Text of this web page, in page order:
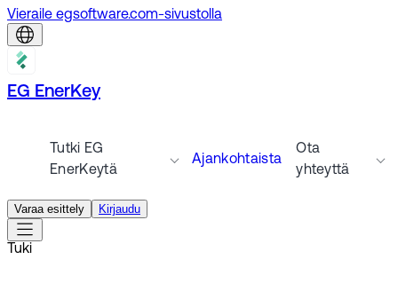
Vieraile egsoftware.com-sivustolla
EG EnerKey
Tutki EG
EnerKeytä
Ajankohtaista
Ota
yhteyttä
Varaa esittely Kirjaudu
Tuki